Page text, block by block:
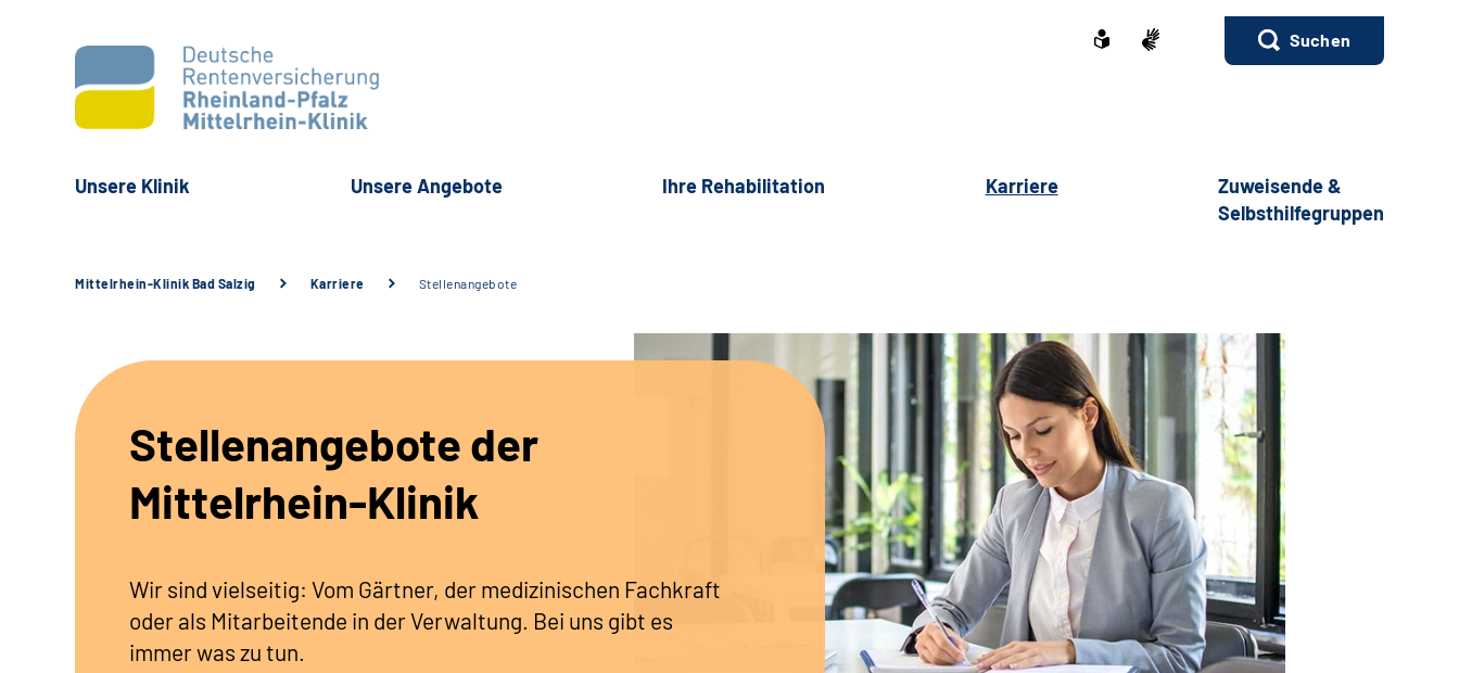
Suchen
Unsere Klinik Unsere Angebote Ihre Rehabilitation Karriere
Zuweisende &
Selbsthilfegruppen
Mittelrhein-Klinik Bad Salzig Karriere Stellenangebote
Stellenangebote der
Mittelrhein-Klinik
Wir sind vielseitig: Vom Gärtner, der medizinischen Fachkraft
oder als Mitarbeitende in der Verwaltung. Bei uns gibt es
immer was zu tun.